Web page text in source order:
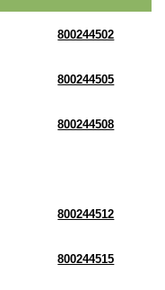
800244502
800244505
800244508
800244512
800244515